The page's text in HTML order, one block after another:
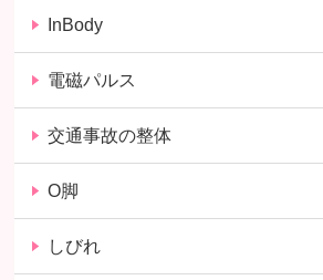
InBody
電磁パルス
交通事故の整体
O脚
しびれ